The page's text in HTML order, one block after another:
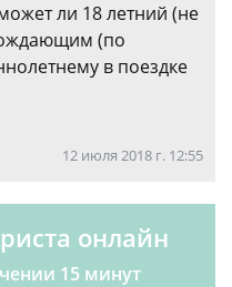
ли 18 летний (не
(по
в поездке
12 июля 2018 г. 12:55
онлайн
15 минут